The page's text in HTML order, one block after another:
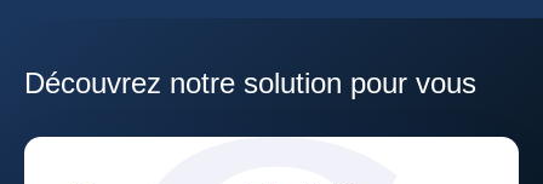
Découvrez notre solution pour vous